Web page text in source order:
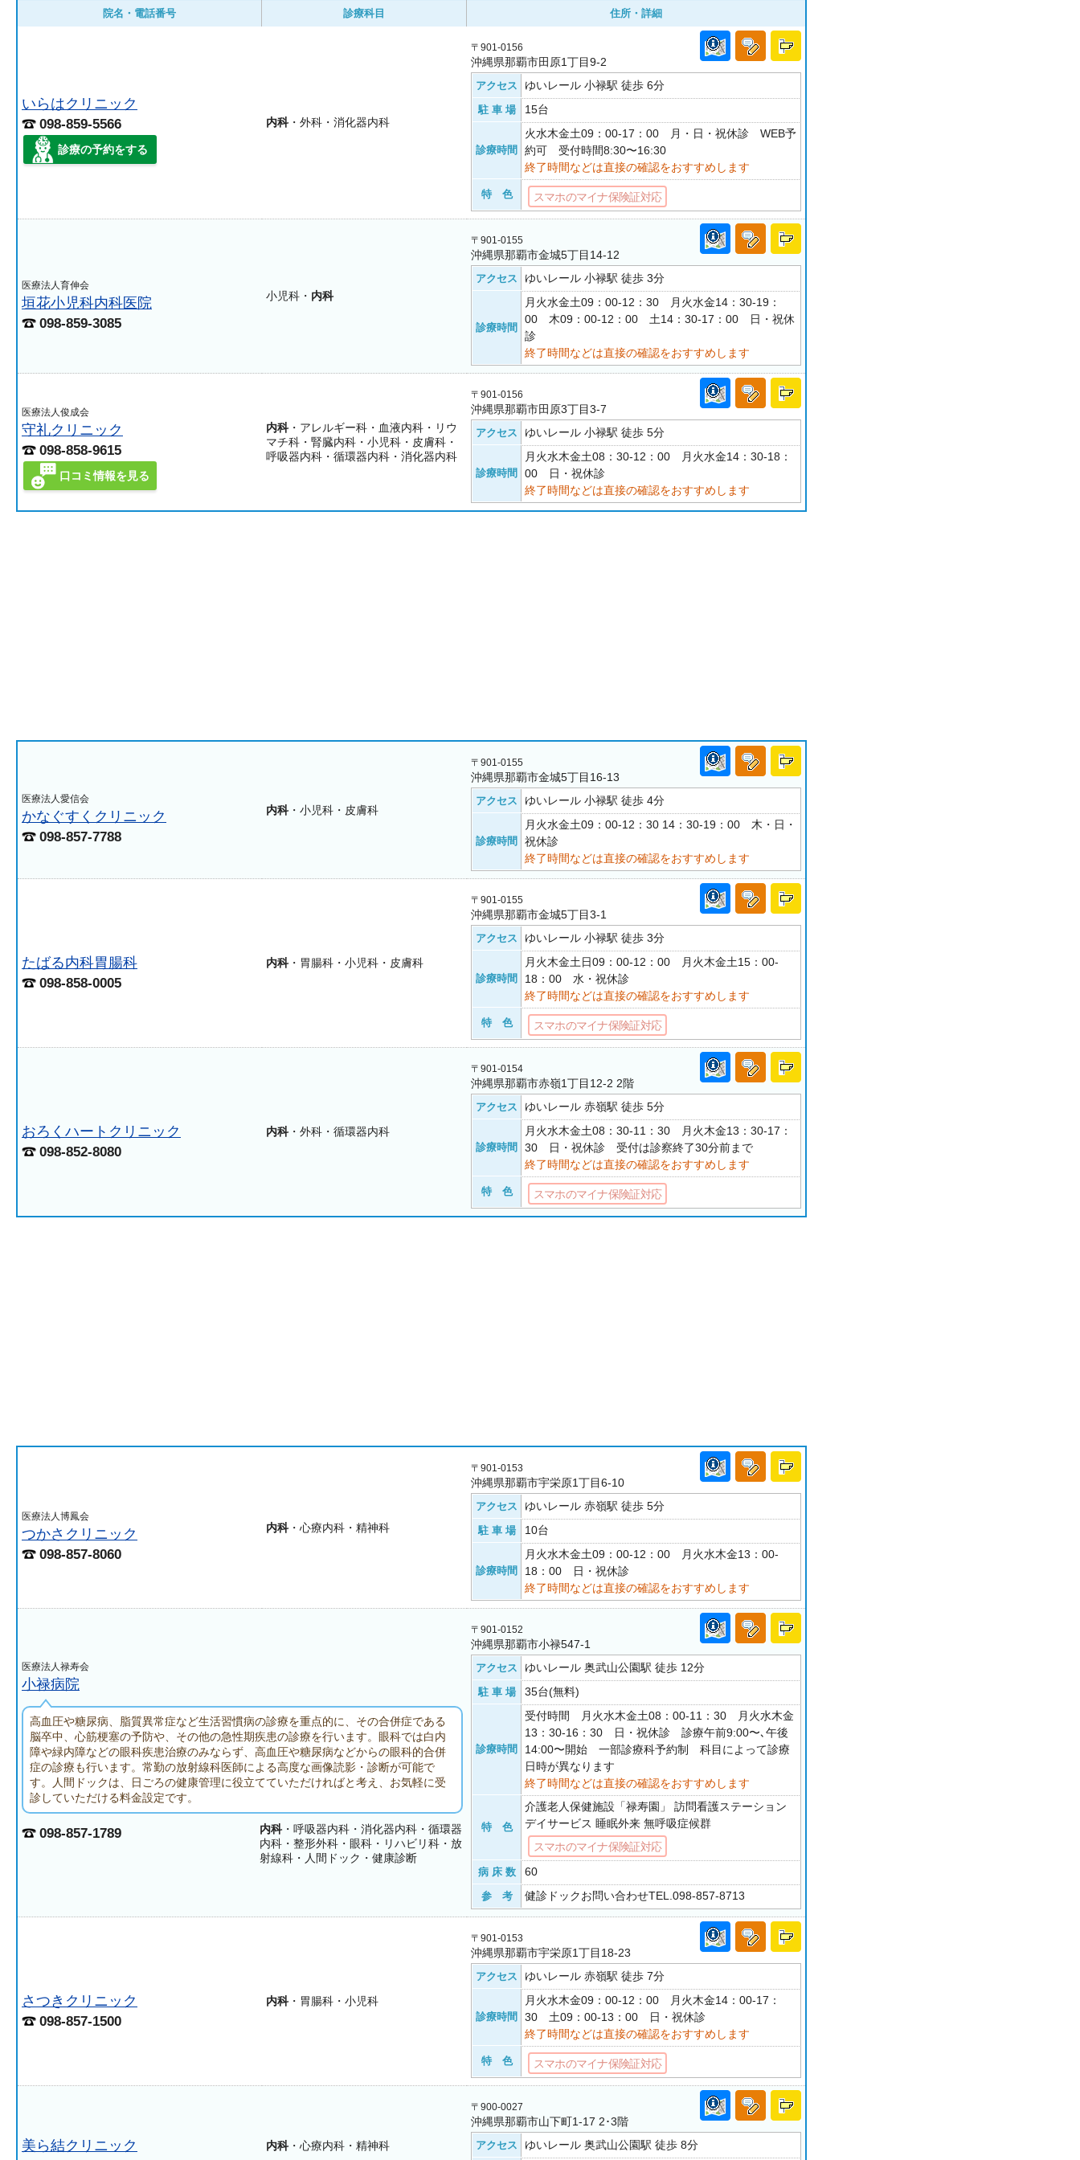
院名・電話番号 診療科目 住所・詳細
いらはクリニック
098-859-5566
診療の予約をする
内科・外科・消化器内科
〒901-0156
沖縄県那覇市田原1丁目9-2
アクセス ゆいレール 小禄駅 徒歩 6分
駐 車 場 15台
診療時間
火水木金土09：00-17：00 月・日・祝休診 WEB予
約可 受付時間8:30〜16:30
終了時間などは直接の確認をおすすめします
特 色 スマホのマイナ保険証対応
医療法人育伸会
垣花小児科内科医院
098-859-3085
小児科・ 内科
〒901-0155
沖縄県那覇市金城5丁目14-12
アクセス ゆいレール 小禄駅 徒歩 3分
診療時間
月火水金土09：00-12：30 月火水金14：30-19：
00 木09：00-12：00 土14：30-17：00 日・祝休
診
終了時間などは直接の確認をおすすめします
医療法人俊成会
守礼クリニック
098-858-9615
口コミ情報を見る
内科・アレルギー科・血液内科・リウ
マチ科・腎臓内科・小児科・皮膚科・
呼吸器内科・循環器内科・消化器内科
〒901-0156
沖縄県那覇市田原3丁目3-7
アクセス ゆいレール 小禄駅 徒歩 5分
診療時間
月火水木金土08：30-12：00 月火水金14：30-18：
00 日・祝休診
終了時間などは直接の確認をおすすめします
医療法人愛信会
かなぐすくクリニック
098-857-7788
内科・小児科・皮膚科
〒901-0155
沖縄県那覇市金城5丁目16-13
アクセス ゆいレール 小禄駅 徒歩 4分
診療時間
月火水金土09：00-12：30 14：30-19：00 木・日・
祝休診
終了時間などは直接の確認をおすすめします
たばる内科胃腸科
098-858-0005
内科・胃腸科・小児科・皮膚科
〒901-0155
沖縄県那覇市金城5丁目3-1
アクセス ゆいレール 小禄駅 徒歩 3分
診療時間
月火木金土日09：00-12：00 月火木金土15：00-
18：00 水・祝休診
終了時間などは直接の確認をおすすめします
特 色 スマホのマイナ保険証対応
おろくハートクリニック
098-852-8080
内科・外科・循環器内科
〒901-0154
沖縄県那覇市赤嶺1丁目12-2 2階
アクセス ゆいレール 赤嶺駅 徒歩 5分
診療時間
月火水木金土08：30-11：30 月火木金13：30-17：
30 日・祝休診 受付は診察終了30分前まで
終了時間などは直接の確認をおすすめします
特 色 スマホのマイナ保険証対応
医療法人博鳳会
つかさクリニック
098-857-8060
内科・心療内科・精神科
〒901-0153
沖縄県那覇市宇栄原1丁目6-10
アクセス ゆいレール 赤嶺駅 徒歩 5分
駐 車 場 10台
診療時間
月火水木金土09：00-12：00 月火水木金13：00-
18：00 日・祝休診
終了時間などは直接の確認をおすすめします
医療法人禄寿会
小禄病院
高血圧や糖尿病、脂質異常症など生活習慣病の診療を重点的に、その合併症である
脳卒中、心筋梗塞の予防や、その他の急性期疾患の診療を行います。眼科では白内
障や緑内障などの眼科疾患治療のみならず、高血圧や糖尿病などからの眼科的合併
症の診療も行います。常勤の放射線科医師による高度な画像読影・診断が可能で
す。人間ドックは、日ごろの健康管理に役立てていただければと考え、お気軽に受
診していただける料金設定です。
098-857-1789 内科・呼吸器内科・消化器内科・循環器
内科・整形外科・眼科・リハビリ科・放
射線科・人間ドック・健康診断
〒901-0152
沖縄県那覇市小禄547-1
アクセス ゆいレール 奥武山公園駅 徒歩 12分
駐 車 場 35台(無料)
診療時間
受付時間 月火水木金土08：00-11：30 月火水木金
13：30-16：30 日・祝休診 診療午前9:00〜､午後
14:00〜開始 一部診療科予約制 科目によって診療
日時が異なります
終了時間などは直接の確認をおすすめします
特 色
介護老人保健施設「禄寿園」 訪問看護ステーション
デイサービス 睡眠外来 無呼吸症候群
スマホのマイナ保険証対応
病 床 数 60
参 考 健診ドックお問い合わせTEL.098-857-8713
さつきクリニック
098-857-1500
内科・胃腸科・小児科
〒901-0153
沖縄県那覇市宇栄原1丁目18-23
アクセス ゆいレール 赤嶺駅 徒歩 7分
診療時間
月火水木金09：00-12：00 月火木金14：00-17：
30 土09：00-13：00 日・祝休診
終了時間などは直接の確認をおすすめします
特 色 スマホのマイナ保険証対応
美ら結クリニック 内科・心療内科・精神科
〒900-0027
沖縄県那覇市山下町1-17 2･3階
アクセス ゆいレール 奥武山公園駅 徒歩 8分